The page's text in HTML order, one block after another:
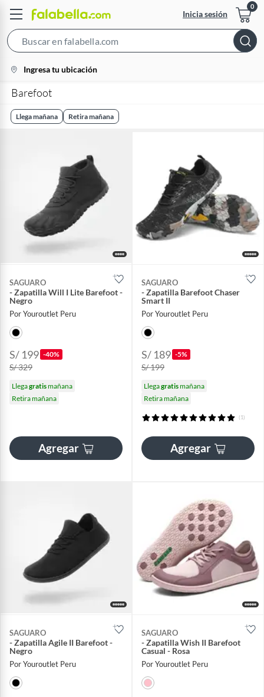
Inicia sesión
Bar
location-
icon
Ingresa tu ubicación
Barefoot
Llega mañana Retira mañana
SAGUARO
- Zapatilla Will I Lite Barefoot -
Negro
Por Youroutlet Peru
S/ 199 -40%
S/ 329
Llegagratismañana
Retira mañana
Agregar
SAGUARO
- Zapatilla Barefoot Chaser
Smart II
Por Youroutlet Peru
S/ 189 -5%
S/ 199
Llegagratismañana
Retira mañana
(1)
Agregar
SAGUARO
- Zapatilla Agile II Barefoot -
Negro
Por Youroutlet Peru
SAGUARO
- Zapatilla Wish II Barefoot
Casual - Rosa
Por Youroutlet Peru